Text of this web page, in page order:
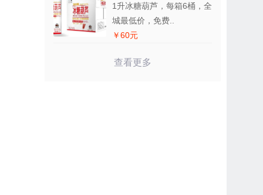
1升冰糖葫芦，每箱6桶，全
城最低价，免费..
￥60元
查看更多